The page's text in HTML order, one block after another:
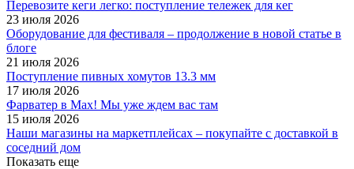
Перевозите кеги легко: поступление тележек для кег
23 июля 2026
Оборудование для фестиваля – продолжение в новой статье в
блоге
21 июля 2026
Поступление пивных хомутов 13.3 мм
17 июля 2026
Фарватер в Max! Мы уже ждем вас там
15 июля 2026
Наши магазины на маркетплейсах – покупайте с доставкой в
соседний дом
Показать еще